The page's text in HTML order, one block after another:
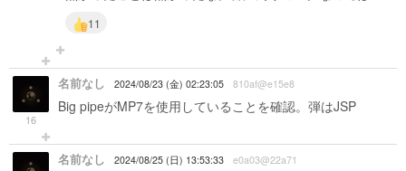
11
16
名前なし 2024/08/23 (金) 02:23:05 810af@e15e8
Big pipeがMP7を使用していることを確認。弾はJSP
名前なし 2024/08/25 (日) 13:53:33 e0a03@22a71